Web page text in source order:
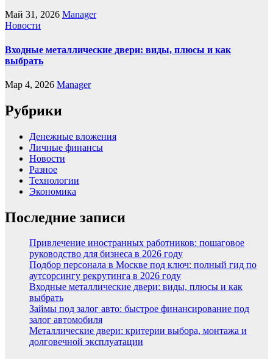
Май 31, 2026 Manager
Новости
Входные металлические двери: виды, плюсы и как
выбрать
Мар 4, 2026 Manager
Рубрики
Денежные вложения
Личные финансы
Новости
Разное
Технологии
Экономика
Последние записи
Привлечение иностранных работников: пошаговое
руководство для бизнеса в 2026 году
Подбор персонала в Москве под ключ: полный гид по
аутсорсингу рекрутинга в 2026 году
Входные металлические двери: виды, плюсы и как
выбрать
Займы под залог авто: быстрое финансирование под
залог автомобиля
Металлические двери: критерии выбора, монтажа и
долговечной эксплуатации